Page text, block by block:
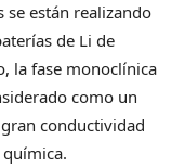
se están realizando
de Li de
la fase monoclínica
como un
conductividad